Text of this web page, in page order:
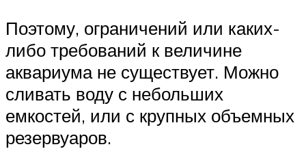
Поэтому, ограничений или каких-
либо требований к величине
аквариума не существует. Можно
сливать воду с небольших
емкостей, или с крупных объемных
резервуаров.